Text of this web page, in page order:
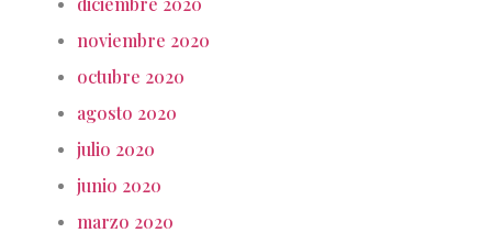
noviembre 2020
octubre 2020
agosto 2020
julio 2020
junio 2020
marzo 2020